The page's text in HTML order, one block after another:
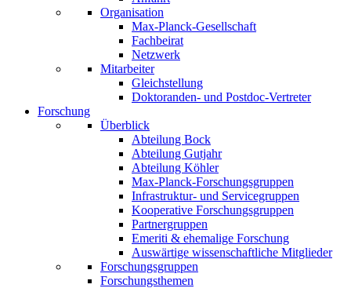
Organisation
Max-Planck-Gesellschaft
Fachbeirat
Netzwerk
Mitarbeiter
Gleichstellung
Doktoranden- und Postdoc-Vertreter
Forschung
Überblick
Abteilung Bock
Abteilung Gutjahr
Abteilung Köhler
Max-Planck-Forschungsgruppen
Infrastruktur- und Servicegruppen
Kooperative Forschungsgruppen
Partnergruppen
Emeriti & ehemalige Forschung
Auswärtige wissenschaftliche Mitglieder
Forschungsgruppen
Forschungsthemen